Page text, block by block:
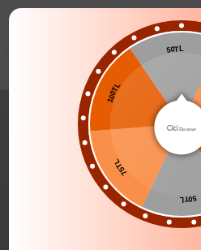
BANYO AKSESUARLARI
50TL
50TL
75TL
100TL